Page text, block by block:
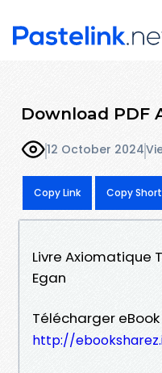
Download PDF
12 October 2024
Copy Link Copy
Livre Axiomatique
Egan
Télécharger
http://